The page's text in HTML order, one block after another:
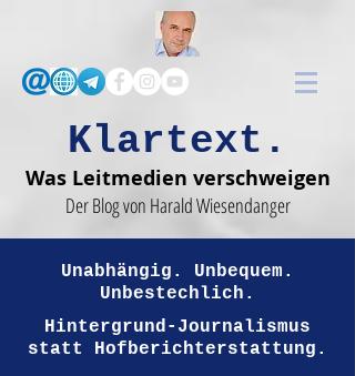
Klartext.
Was Leitmedien verschweigen
Der Blog von Harald Wiesendanger
Unabhängig. Unbequem.
Unbestechlich.
Hintergrund-Journalismus
statt Hofberichterstattung.